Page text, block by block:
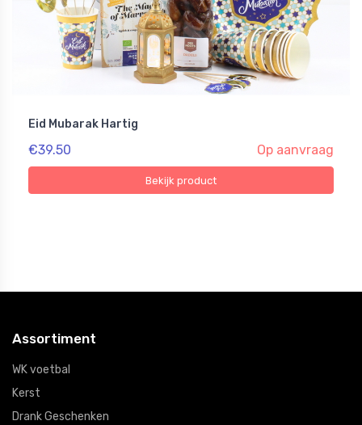
Eid Mubarak Hartig
€39.50 Op aanvraag
Bekijk product
Assortiment
WK voetbal
Kerst
Drank Geschenken